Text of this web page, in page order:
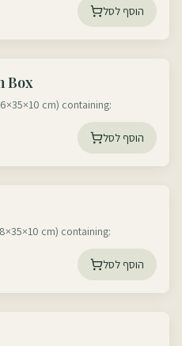
הוסף לסל
Box
cm) containing:
הוסף לסל
cm) containing:
הוסף לסל